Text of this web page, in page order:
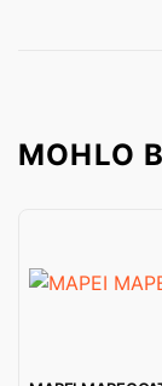
MOHLO